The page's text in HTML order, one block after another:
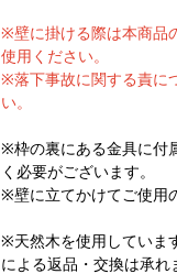
※壁に掛ける際は本商品
使用ください。
※落下事故に関する責に
い。
※枠の裏にある金具に付
く必要がございます。
※壁に立てかけてご使用
※天然木を使用していま
による返品・交換は承れ